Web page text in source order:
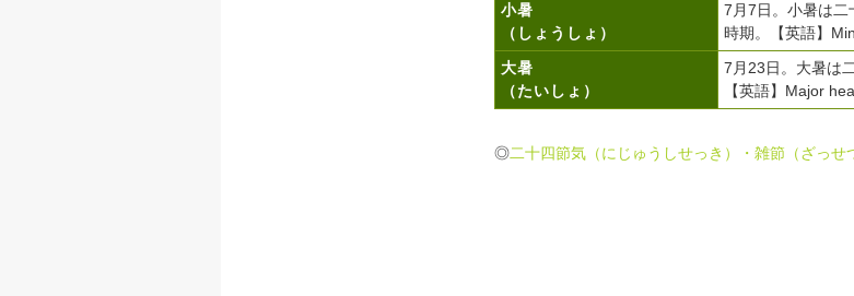
小暑
（しょうしょ）
7月7日。小暑は二
時期。【英語】
大暑
（たいしょ）
7月23日。大暑は
【英語】Major
◎二十四節気（にじゅうしせっき）・雑節（ざっせ